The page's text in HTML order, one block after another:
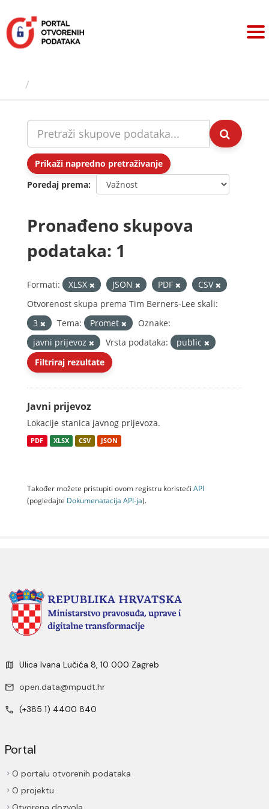
sadržaj
Prikaži napredno pretraživanje
Poredaj prema
Pronađeno skupova
podataka: 1
Formati: XLSX JSON PDF
CSV
Otvorenost skupa prema Tim Berners-Lee skali:
3
Tema: Promet
Oznake:
javni prijevoz
Vrsta podataka:
public
Filtriraj rezultate
Javni prijevoz
Lokacije stanica javnog prijevoza.
PDF XLSX CSV JSON
Također možete pristupiti ovom registru koristeći API
(pogledajte Dokumenаtаcijа API-jа).